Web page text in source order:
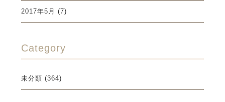
2017年5月 (7)
Category
未分類 (364)